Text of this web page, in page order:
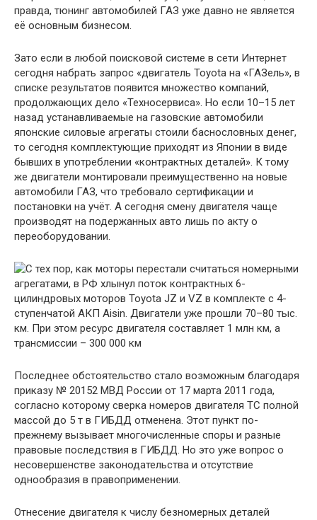
правда, тюнинг автомобилей ГАЗ уже давно не является
её основным бизнесом.
Зато если в любой поисковой системе в сети Интернет
сегодня набрать запрос «двигатель Toyota на «ГАЗель», в
списке результатов появится множество компаний,
продолжающих дело «Техносервиса». Но если 10–15 лет
назад устанавливаемые на газовские автомобили
японские силовые агрегаты стоили баснословных денег,
то сегодня комплектующие приходят из Японии в виде
бывших в употреблении «контрактных деталей». К тому
же двигатели монтировали преимущественно на новые
автомобили ГАЗ, что требовало сертификации и
постановки на учёт. А сегодня смену двигателя чаще
производят на подержанных авто лишь по акту о
переоборудовании.
Последнее обстоятельство стало возможным благодаря
приказу № 20152 МВД России от 17 марта 2011 года,
согласно которому сверка номеров двигателя ТС полной
массой до 5 т в ГИБДД отменена. Этот пункт по-
прежнему вызывает многочисленные споры и разные
правовые последствия в ГИБДД. Но это уже вопрос о
несовершенстве законодательства и отсутствие
однообразия в правоприменении.
Отнесение двигателя к числу безномерных деталей